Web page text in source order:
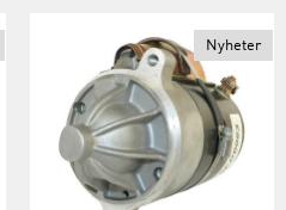
Nyheter